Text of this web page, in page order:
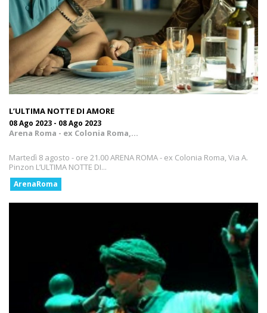
L’ULTIMA NOTTE DI AMORE
08 Ago 2023 - 08 Ago 2023
Arena Roma - ex Colonia Roma,...
Martedì 8 agosto - ore 21.00 ARENA ROMA - ex Colonia Roma, Via A.
Pinzon L’ULTIMA NOTTE DI...
ArenaRoma